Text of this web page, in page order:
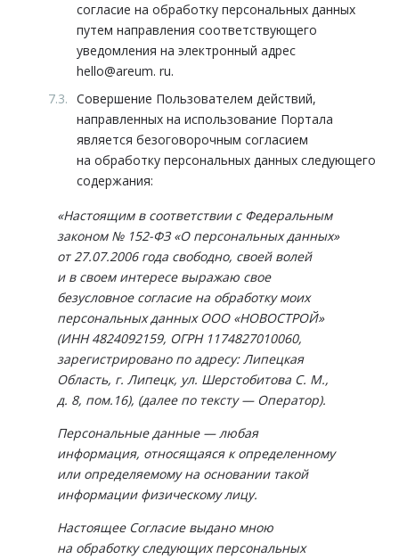
согласие на обработку персональных данных
путем направления соответствующего
уведомления на электронный адрес
hello@areum. ru.
Совершение Пользователем действий,
направленных на использование Портала
является безоговорочным согласием
на обработку персональных данных следующего
содержания:
«Настоящим в соответствии с Федеральным
законом № 152-ФЗ «О персональных данных»
от 27.07.2006 года свободно, своей волей
и в своем интересе выражаю свое
безусловное согласие на обработку моих
персональных данных ООО «НОВОСТРОЙ»
(ИНН 4824092159, ОГРН 1174827010060,
зарегистрировано по адресу: Липецкая
Область, г. Липецк, ул. Шерстобитова С. М.,
д. 8, пом.16), (далее по тексту — Оператор).
Персональные данные — любая
информация, относящаяся к определенному
или определяемому на основании такой
информации физическому лицу.
Настоящее Согласие выдано мною
на обработку следующих персональных